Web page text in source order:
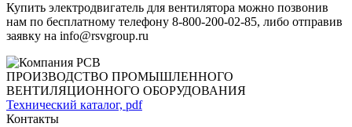
Купить электродвигатель для вентилятора можно позвонив
нам по бесплатному телефону 8-800-200-02-85, либо отправив
заявку на info@rsvgroup.ru
ПРОИЗВОДСТВО ПРОМЫШЛЕННОГО
ВЕНТИЛЯЦИОННОГО ОБОРУДОВАНИЯ
Технический каталог, pdf
Контакты